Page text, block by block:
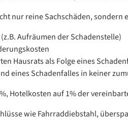
nur reine Sachschäden, sondern
Aufräumen der Schadenstelle)
Hausrats als Folge eines
eines Schadenfalles in keiner
Hotelkosten auf 1% der
wie Fahrraddiebstahl,